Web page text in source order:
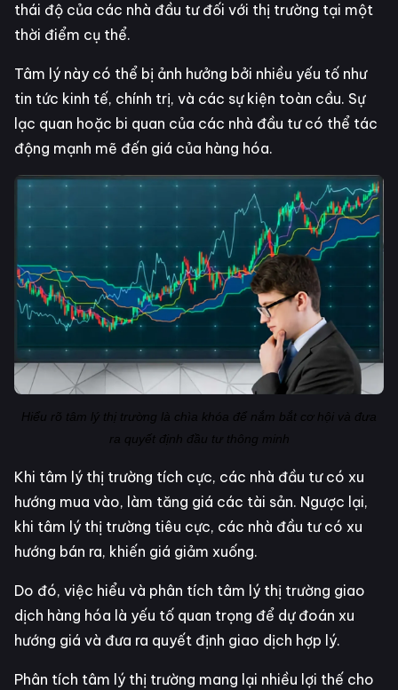
thái độ của các nhà đầu tư đối với thị trường tại một
thời điểm cụ thể.
Tâm lý này có thể bị ảnh hưởng bởi nhiều yếu tố như
tin tức kinh tế, chính trị, và các sự kiện toàn cầu. Sự
lạc quan hoặc bi quan của các nhà đầu tư có thể tác
động mạnh mẽ đến giá của hàng hóa.
Hiểu rõ tâm lý thị trường là chìa khóa để nắm bắt cơ hội và đưa
ra quyết định đầu tư thông minh
Khi tâm lý thị trường tích cực, các nhà đầu tư có xu
hướng mua vào, làm tăng giá các tài sản. Ngược lại,
khi tâm lý thị trường tiêu cực, các nhà đầu tư có xu
hướng bán ra, khiến giá giảm xuống.
Do đó, việc hiểu và phân tích tâm lý thị trường giao
dịch hàng hóa là yếu tố quan trọng để dự đoán xu
hướng giá và đưa ra quyết định giao dịch hợp lý.
Phân tích tâm lý thị trường mang lại nhiều lợi thế cho